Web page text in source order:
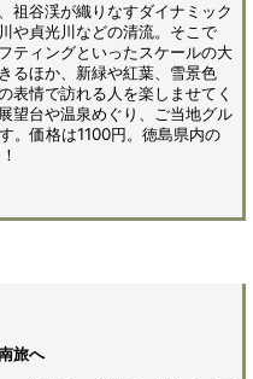
祖谷渓が織りなすダイナミック
や貞光川などの清流。そこで
ティングといったスケールの大
るほか、新緑や紅葉、雪景色
表情で訪れる人を楽しませてく
望台や温泉めぐり、ご当地グル
。価格は1100円。徳島県内の
旅へ